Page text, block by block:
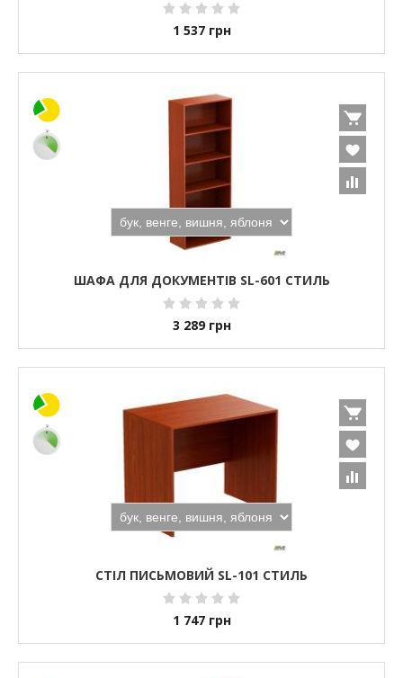
1 537 грн
ШАФА ДЛЯ ДОКУМЕНТІВ SL-601 СТИЛЬ
3 289 грн
СТІЛ ПИСЬМОВИЙ SL-101 СТИЛЬ
1 747 грн